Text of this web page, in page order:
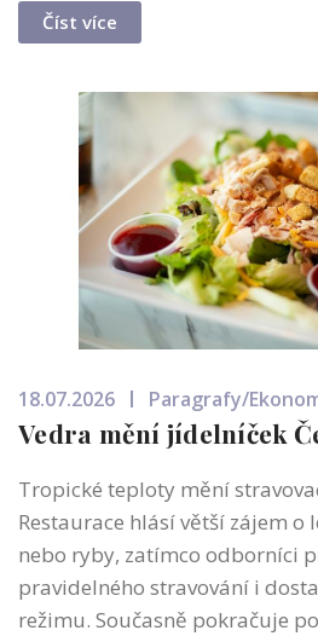
Číst více
18.07.2026 Paragrafy/
Vedra mění jídelníček
Tropické teploty mění
Restaurace hlásí větší zájem o
nebo ryby, zatímco odborníci
pravidelného stravování i
režimu. Současně pokračuje